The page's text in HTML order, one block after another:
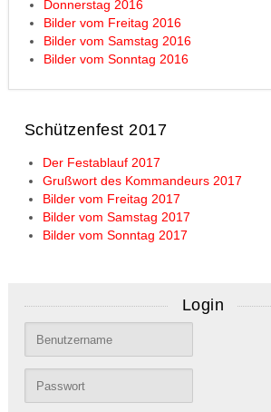
Donnerstag 2016
Bilder vom Freitag 2016
Bilder vom Samstag 2016
Bilder vom Sonntag 2016
Schützenfest 2017
Der Festablauf 2017
Grußwort des Kommandeurs 2017
Bilder vom Freitag 2017
Bilder vom Samstag 2017
Bilder vom Sonntag 2017
Login